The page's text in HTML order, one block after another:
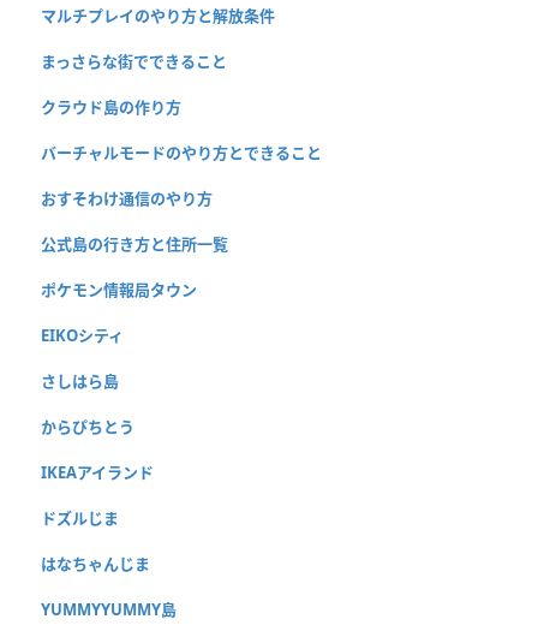
マルチプレイのやり方と解放条件
まっさらな街でできること
クラウド島の作り方
バーチャルモードのやり方とできること
おすそわけ通信のやり方
公式島の行き方と住所一覧
ポケモン情報局タウン
EIKOシティ
さしはら島
からぴちとう
IKEAアイランド
ドズルじま
はなちゃんじま
YUMMYYUMMY島